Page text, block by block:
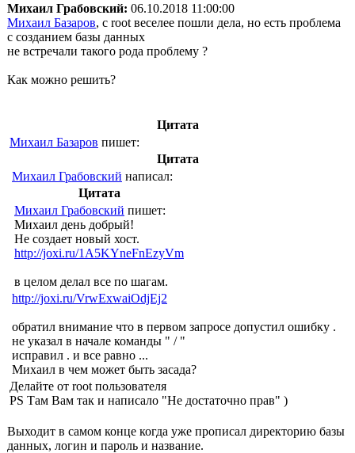
Михаил Грабовский: 06.10.2018 11:00:00
Михаил Базаров, с root веселее пошли дела, но есть проблема
с созданием базы данных
не встречали такого рода проблему ?
Как можно решить?
Цитата
Михаил Базаров пишет:
Цитата
Михаил Грабовский написал:
Цитата
Михаил Грабовский пишет:
Михаил день добрый!
Не создает новый хост.
http://joxi.ru/1A5KYneFnEzyVm
в целом делал все по шагам.
http://joxi.ru/VrwExwaiOdjEj2
обратил внимание что в первом запросе допустил ошибку .
не указал в начале команды " / "
исправил . и все равно ...
Михаил в чем может быть засада?
Делайте от root пользователя
PS Там Вам так и написало "Не достаточно прав" )
Выходит в самом конце когда уже прописал директорию базы
данных, логин и пароль и название.